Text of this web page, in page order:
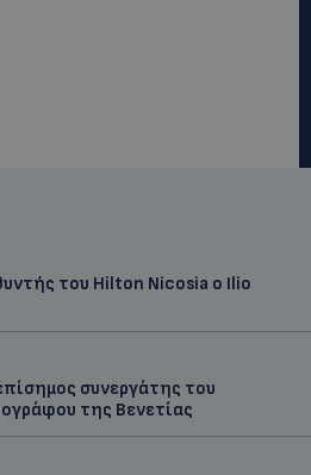
του Hilton Nicosia ο Ilio
συνεργάτης του
της Βενετίας